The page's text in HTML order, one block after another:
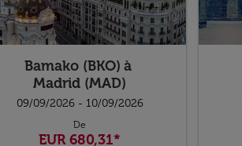
Bamako (BKO) à
Madrid (MAD)
09/09/2026 - 10/09/2026
De
EUR 680,31*